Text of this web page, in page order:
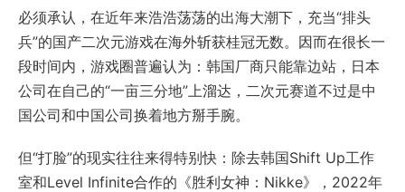
必须承认，在近年来浩浩荡荡的出海大潮下，充当“排头
兵”的国产二次元游戏在海外斩获桂冠无数。因而在很长一
段时间内，游戏圈普遍认为：韩国厂商只能靠边站，日本
公司在自己的“一亩三分地”上溜达，二次元赛道不过是中
国公司和中国公司换着地方掰手腕。
但“打脸”的现实往往来得特别快：除去韩国Shift Up工作
室和Level Infinite合作的《胜利女神：Nikke》，2022年